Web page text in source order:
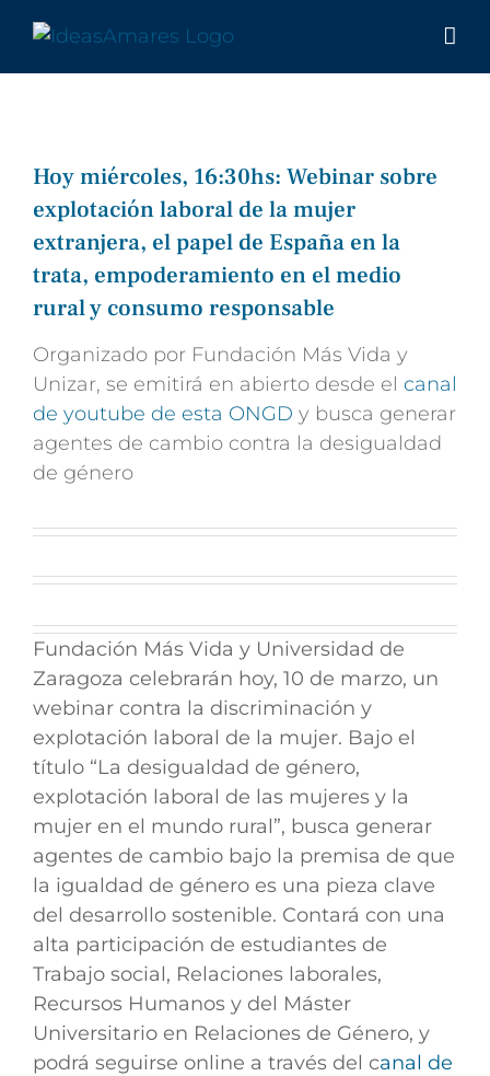
contenido
Hoy miércoles, 16:30hs: Webinar sobre
explotación laboral de la mujer
extranjera, el papel de España en la
trata, empoderamiento en el medio
rural y consumo responsable
Organizado por Fundación Más Vida y
Unizar, se emitirá en abierto desde el canal
de youtube de esta ONGD y busca generar
agentes de cambio contra la desigualdad
de género
Fundación Más Vida y Universidad de
Zaragoza celebrarán hoy, 10 de marzo, un
webinar contra la discriminación y
explotación laboral de la mujer. Bajo el
título “La desigualdad de género,
explotación laboral de las mujeres y la
mujer en el mundo rural”, busca generar
agentes de cambio bajo la premisa de que
la igualdad de género es una pieza clave
del desarrollo sostenible. Contará con una
alta participación de estudiantes de
Trabajo social, Relaciones laborales,
Recursos Humanos y del Máster
Universitario en Relaciones de Género, y
podrá seguirse online a través del canal de